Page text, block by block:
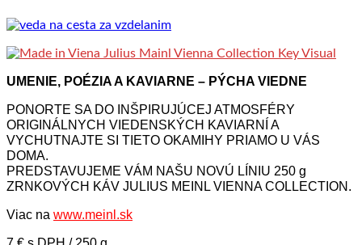
UMENIE, POÉZIA A KAVIARNE – PÝCHA VIEDNE
PONORTE SA DO INŠPIRUJÚCEJ ATMOSFÉRY
ORIGINÁLNYCH VIEDENSKÝCH KAVIARNÍ A
VYCHUTNAJTE SI TIETO OKAMIHY PRIAMO U VÁS
DOMA.
PREDSTAVUJEME VÁM NAŠU NOVÚ LÍNIU 250 g
ZRNKOVÝCH KÁV JULIUS MEINL VIENNA COLLECTION.
Viac na www.meinl.sk